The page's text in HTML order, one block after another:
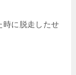
時に脱走したせ